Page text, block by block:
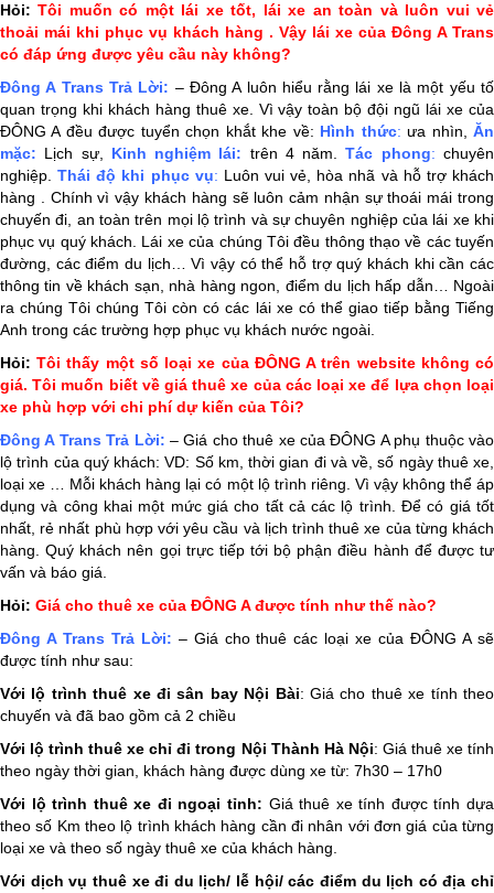
Hỏi:Tôi muốn có một lái xe tốt, lái xe an toàn và luôn vui vẻ
thoải mái khi phục vụ khách hàng . Vậy lái xe của Đông A Trans
có đáp ứng được yêu cầu này không?
Đông A Trans Trả Lời: – Đông A luôn hiểu rằng lái xe là một yếu tố
quan trọng khi khách hàng thuê xe. Vì vậy toàn bộ đội ngũ lái xe của
ĐÔNG A đều được tuyển chọn khắt khe về: Hình thức: ưa nhìn,Ăn
mặc: Lịch sự, Kinh nghiệm lái: trên 4 năm.Tác phong: chuyên
nghiệp.Thái độ khi phục vụ: Luôn vui vẻ, hòa nhã và hỗ trợ khách
hàng . Chính vì vậy khách hàng sẽ luôn cảm nhận sự thoái mái trong
chuyến đi, an toàn trên mọi lộ trình và sự chuyên nghiệp của lái xe khi
phục vụ quý khách. Lái xe của chúng Tôi đều thông thạo về các tuyến
đường, các điểm du lịch… Vì vậy có thể hỗ trợ quý khách khi cần các
thông tin về khách sạn, nhà hàng ngon, điểm du lịch hấp dẫn… Ngoài
ra chúng Tôi chúng Tôi còn có các lái xe có thể giao tiếp bằng Tiếng
Anh trong các trường hợp phục vụ khách nước ngoài.
Hỏi:Tôi thấy một số loại xe của ĐÔNG A trên website không có
giá. Tôi muốn biết về giá thuê xe của các loại xe để lựa chọn loại
xe phù hợp với chi phí dự kiến của Tôi?
Đông A TransTrả Lời: – Giá cho thuê xe của ĐÔNG A phụ thuộc vào
lộ trình của quý khách: VD: Số km, thời gian đi và về, số ngày thuê xe,
loại xe … Mỗi khách hàng lại có một lộ trình riêng. Vì vậy không thể áp
dụng và công khai một mức giá cho tất cả các lộ trình. Để có giá tốt
nhất, rẻ nhất phù hợp với yêu cầu và lịch trình thuê xe của từng khách
hàng. Quý khách nên gọi trực tiếp tới bộ phận điều hành để được tư
vấn và báo giá.
Hỏi: Giá cho thuê xe của ĐÔNG A được tính như thế nào?
Đông A Trans Trả Lời: – Giá cho thuê các loại xe của ĐÔNG A sẽ
được tính như sau:
Với lộ trình thuê xe đi sân bay Nội Bài: Giá cho thuê xe tính theo
chuyến và đã bao gồm cả 2 chiều
Với lộ trình thuê xe chỉ đi trong Nội Thành Hà Nội: Giá thuê xe tính
theo ngày thời gian, khách hàng được dùng xe từ: 7h30 – 17h0
Với lộ trình thuê xe đi ngoại tỉnh: Giá thuê xe tính được tính dựa
theo số Km theo lộ trình khách hàng cần đi nhân với đơn giá của từng
loại xe và theo số ngày thuê xe của khách hàng.
Với dịch vụ thuê xe đi du lịch/ lễ hội/ các điểm du lịch có địa chỉ